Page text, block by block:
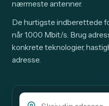
nærmeste antenner.
De hurtigste indberettede
når 1.000 Mbit/s. Brug
konkrete teknologier,
adresse.